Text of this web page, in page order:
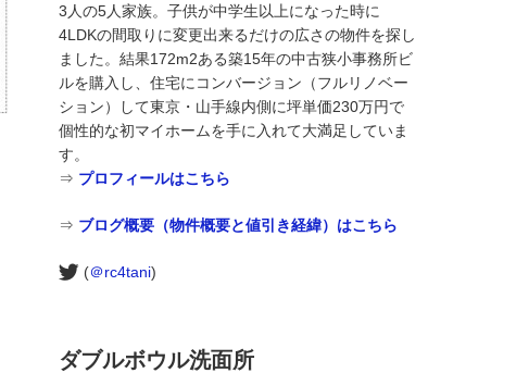
3人の5人家族。子供が中学生以上になった時に
4LDKの間取りに変更出来るだけの広さの物件を探し
ました。結果172m2ある築15年の中古狭小事務所ビ
ルを購入し、住宅にコンバージョン（フルリノベー
ション）して東京・山手線内側に坪単価230万円で
個性的な初マイホームを手に入れて大満足していま
す。
⇒ プロフィールはこちら
⇒ ブログ概要（物件概要と値引き経緯）はこちら
(＠rc4tani)
ダブルボウル洗面所